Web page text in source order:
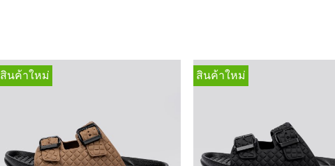
สินค้าใหม่ สินค้าใหม่